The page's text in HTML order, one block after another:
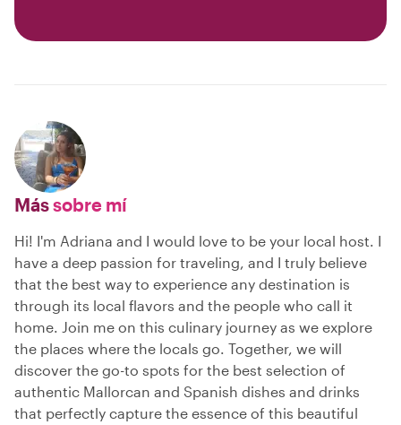
Mássobre mí
Hi! I'm Adriana and I would love to be your local host. I
have a deep passion for traveling, and I truly believe
that the best way to experience any destination is
through its local flavors and the people who call it
home. Join me on this culinary journey as we explore
the places where the locals go. Together, we will
discover the go-to spots for the best selection of
authentic Mallorcan and Spanish dishes and drinks
that perfectly capture the essence of this beautiful